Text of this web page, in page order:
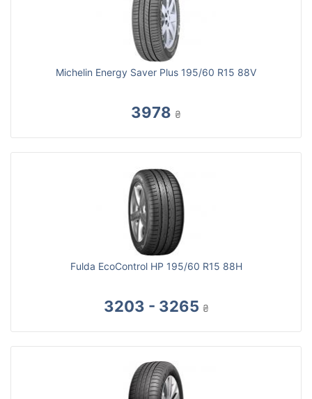
Michelin Energy Saver Plus 195/60 R15 88V
3978 ₴
Fulda EcoControl HP 195/60 R15 88H
3203 - 3265 ₴